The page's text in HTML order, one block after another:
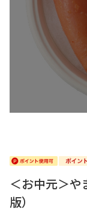
＜お中元＞
版）